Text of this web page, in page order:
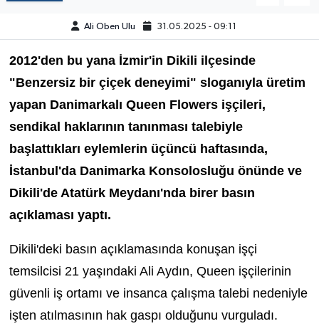
Ali Oben Ulu 31.05.2025 - 09:11
2012'den bu yana İzmir'in Dikili ilçesinde
"Benzersiz bir çiçek deneyimi" sloganıyla üretim
yapan Danimarkalı Queen Flowers işçileri,
sendikal haklarının tanınması talebiyle
başlattıkları eylemlerin üçüncü haftasında,
İstanbul'da Danimarka Konsolosluğu önünde ve
Dikili'de Atatürk Meydanı'nda birer basın
açıklaması yaptı.
Dikili'deki basın açıklamasında konuşan işçi
temsilcisi 21 yaşındaki Ali Aydın, Queen işçilerinin
güvenli iş ortamı ve insanca çalışma talebi nedeniyle
işten atılmasının hak gaspı olduğunu vurguladı.